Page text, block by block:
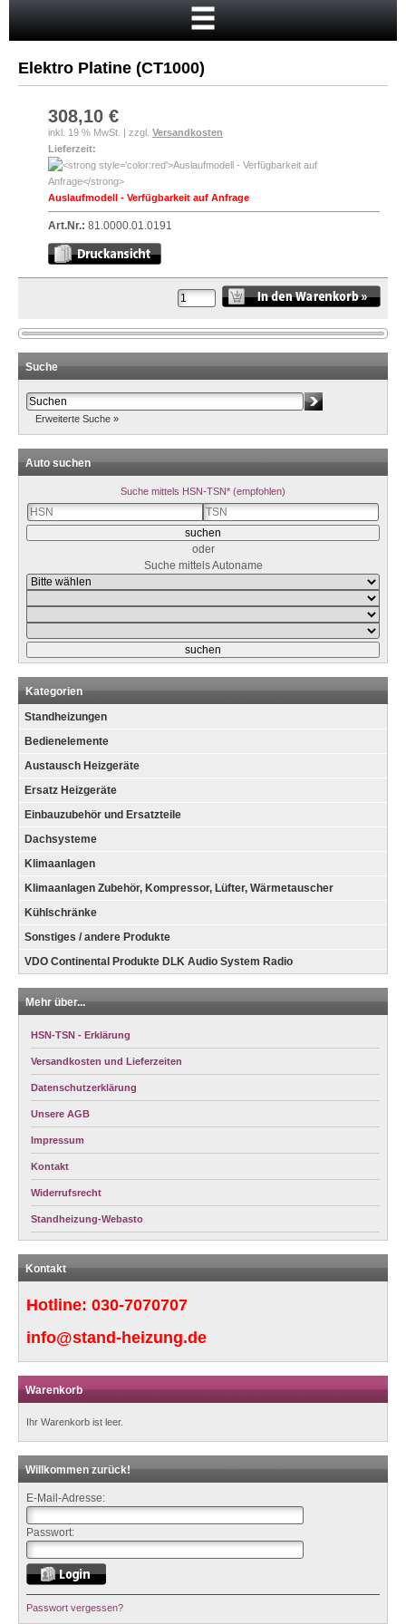
Neukunde?
Kasse
Anmelden
Elektro Platine (CT1000)
308,10 €
inkl. 19 % MwSt. | zzgl. Versandkosten
Lieferzeit:
Auslaufmodell - Verfügbarkeit auf Anfrage
Art.Nr.: 81.0000.01.0191
Suche
Erweiterte Suche »
Auto suchen
Suche mittels HSN-TSN* (empfohlen)
oder
Suche mittels Autoname
Kategorien
Standheizungen
Bedienelemente
Austausch Heizgeräte
Ersatz Heizgeräte
Einbauzubehör und Ersatzteile
Dachsysteme
Klimaanlagen
Klimaanlagen Zubehör, Kompressor, Lüfter, Wärmetauscher
Kühlschränke
Sonstiges / andere Produkte
VDO Continental Produkte DLK Audio System Radio
Mehr über...
HSN-TSN - Erklärung
Versandkosten und Lieferzeiten
Datenschutzerklärung
Unsere AGB
Impressum
Kontakt
Widerrufsrecht
Standheizung-Webasto
Kontakt
Hotline: 030-7070707
info@stand-heizung.de
Warenkorb
Ihr Warenkorb ist leer.
Willkommen zurück!
E-Mail-Adresse:
Passwort:
Passwort vergessen?